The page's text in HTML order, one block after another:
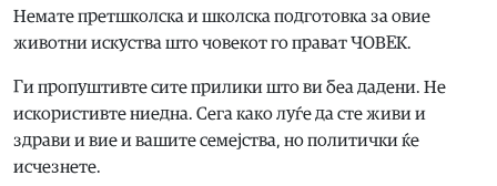
Немате претшколска и школска подготовка за овие
животни искуства што човекот го прават ЧОВЕК.
Ги пропуштивте сите прилики што ви беа дадени. Не
искористивте ниедна. Сега како луѓе да сте живи и
здрави и вие и вашите семејства, но политички ќе
исчезнете.